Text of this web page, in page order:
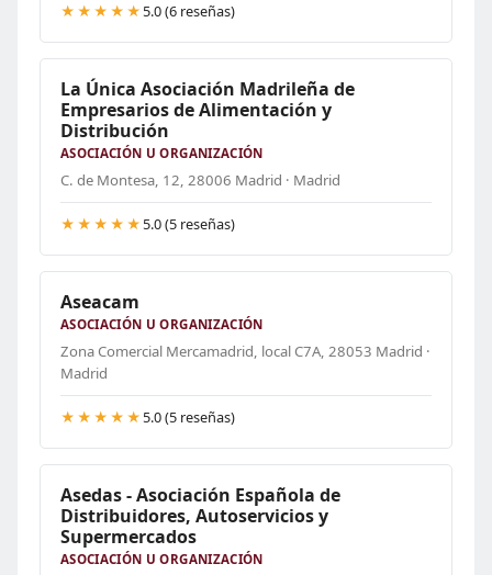
★★★★★ 5.0 (6 reseñas)
La Única Asociación Madrileña de
Empresarios de Alimentación y
Distribución
ASOCIACIÓN U ORGANIZACIÓN
C. de Montesa, 12, 28006 Madrid · Madrid
★★★★★ 5.0 (5 reseñas)
Aseacam
ASOCIACIÓN U ORGANIZACIÓN
Zona Comercial Mercamadrid, local C7A, 28053 Madrid ·
Madrid
★★★★★ 5.0 (5 reseñas)
Asedas - Asociación Española de
Distribuidores, Autoservicios y
Supermercados
ASOCIACIÓN U ORGANIZACIÓN